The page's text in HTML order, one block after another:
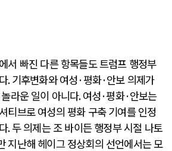
서 빠진 다른 항목들도 트럼프 행정부
.기후변화와 여성·평화·안보 의제가
라운 일이 아니다.여성·평화·안보는
티브로 여성의 평화 구축 기여를 인정
.두 의제는 조 바이든 행정부 시절 나토
지난해 헤이그 정상회의 선언에서는 모